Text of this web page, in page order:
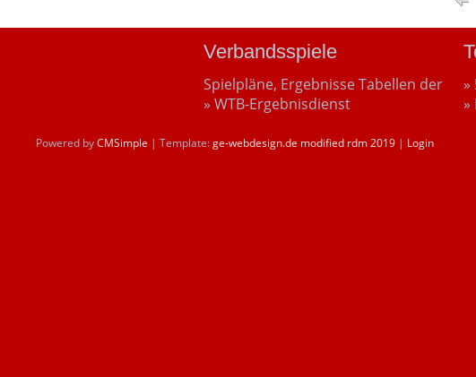
Verbandsspiele
Spielpläne, Ergebnisse Tabellen der
» WTB-Ergebnisdienst
»
»
Powered byCMSimple | Template:ge-webdesign.de modified rdm 2019 | Login